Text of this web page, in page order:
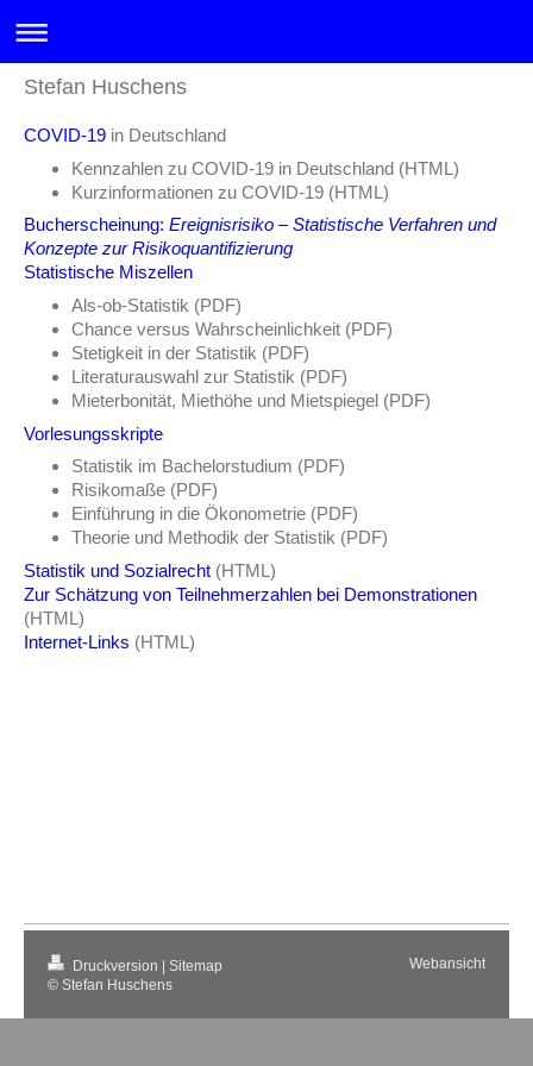
Stefan Huschens
COVID-19 in Deutschland
Kennzahlen zu COVID-19 in Deutschland (HTML)
Kurzinformationen zu COVID-19 (HTML)
Bucherscheinung: Ereignisrisiko – Statistische Verfahren und
Konzepte zur Risikoquantifizierung
Statistische Miszellen
Als-ob-Statistik (PDF)
Chance versus Wahrscheinlichkeit (PDF)
Stetigkeit in der Statistik (PDF)
Literaturauswahl zur Statistik (PDF)
Mieterbonität, Miethöhe und Mietspiegel (PDF)
Vorlesungsskripte
Statistik im Bachelorstudium (PDF)
Risikomaße (PDF)
Einführung in die Ökonometrie (PDF)
Theorie und Methodik der Statistik (PDF)
Statistik und Sozialrecht (HTML)
Zur Schätzung von Teilnehmerzahlen bei Demonstrationen
(HTML)
Internet-Links (HTML)
Druckversion | Sitemap
© Stefan Huschens
Webansicht